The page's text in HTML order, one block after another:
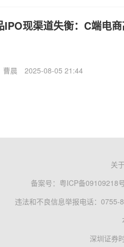
IPO现渠道失衡：C端电
曹晨 2025-08-05 21:44
关
备案号： 粤ICP备09109218
违法和不良信息举报电话：0755-
深圳证券